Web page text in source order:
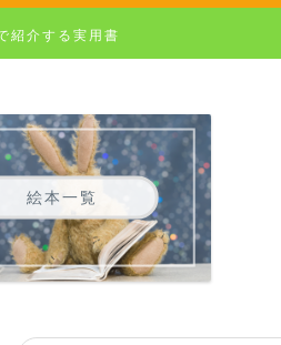
紹介する実用書
絵本一覧